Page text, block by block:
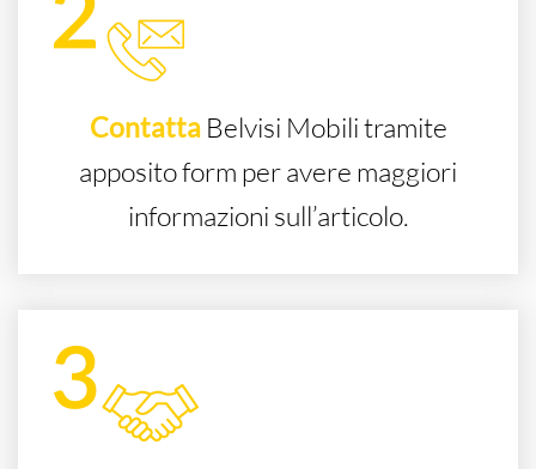
ContattaBelvisi Mobili tramite
apposito form per avere maggiori
informazioni sull’articolo.